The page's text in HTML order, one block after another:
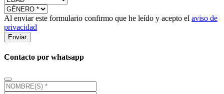
Al enviar este formulario confirmo que he leído y acepto el aviso de
privacidad
Enviar
Contacto por whatsapp